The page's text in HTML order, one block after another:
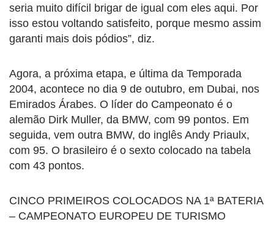
seria muito difícil brigar de igual com eles aqui. Por
isso estou voltando satisfeito, porque mesmo assim
garanti mais dois pódios”, diz.
Agora, a próxima etapa, e última da Temporada
2004, acontece no dia 9 de outubro, em Dubai, nos
Emirados Árabes. O líder do Campeonato é o
alemão Dirk Muller, da BMW, com 99 pontos. Em
seguida, vem outra BMW, do inglês Andy Priaulx,
com 95. O brasileiro é o sexto colocado na tabela
com 43 pontos.
CINCO PRIMEIROS COLOCADOS NA 1ª BATERIA
– CAMPEONATO EUROPEU DE TURISMO